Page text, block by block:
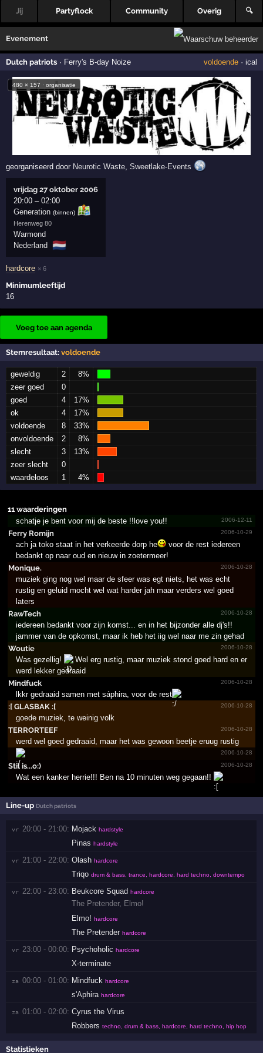
Jij Partyflock Community Overig 🔍
Evenement
Dutch patriots · Ferry's B-day Noize voldoende· ical
480 × 157 · organisatie
georganiseerd door Neurotic Waste ,Sweetlake-Events
vrijdag 27 oktober 2006
20:00 –02:00
Generation (binnen)
Herenweg 80
Warmond
Nederland
🇳🇱
hardcore × 6
Minimumleeftijd
16
Voeg toe aan agenda
Stemresultaat:voldoende
geweldig 2
8%
zeer goed
0
goed
4
17%
ok
4
17%
voldoende
8
33%
onvoldoende
2
8%
slecht
3
13%
zeer slecht
0
waardeloos
1 4%
11 waarderingen
2006-12-11
schatje je bent voor mij de beste !!love you!!
Ferry Romijn
2006-10-29
ach ja toko staat in het verkeerde dorp he
voor de rest iedereen
bedankt op naar oud en nieuw in zoetermeer!
Monique.
2006-10-28
muziek ging nog wel maar de sfeer was egt niets, het was echt
rustig en geluid mocht wel wat harder jah maar verders wel goed
laters
RawTech
2006-10-28
iedereen bedankt voor zijn komst... en in het bijzonder alle dj's!!
jammer van de opkomst, maar ik heb het iig wel naar me zin gehad
Woutie
2006-10-28
Was gezellig!
Wel erg rustig, maar muziek stond goed hard en er
werd lekker gedraaid
Mindfuck
2006-10-28
lkkr gedraaid samen met sáphira, voor de rest
:[ GLASBAK :[
2006-10-28
goede muziek, te weinig volk
TERRORTEEF
2006-10-28
werd wel goed gedraaid, maar het was gewoon beetje eruug rustig
2006-10-28
Stil is...­o:) 2006-10-28
Wat een kanker herrie!!! Ben na 10 minuten weg gegaan!!
Line-up Dutch patriots
vr 20:00 - 21:00: Mojack hardstyle
Pinas hardstyle
vr 21:00 - 22:00: Olash hardcore
Triqo drum & bass, trance, hardcore, hard techno, downtempo
vr 22:00 - 23:00: Beukcore Squad hardcore
The Pretender, Elmo!
Elmo! hardcore
The Pretender hardcore
vr 23:00 - 00:00: Psychoholic hardcore
X-terminate
za 00:00 - 01:00: Mindfuck hardcore
s'Aphira hardcore
za 01:00 - 02:00: Cyrus the Virus
Robbers techno, drum & bass, hardcore, hard techno, hip hop
Statistieken